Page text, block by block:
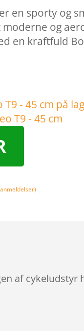
en sporty og
og
en kraftfuld
af cykeludstyr